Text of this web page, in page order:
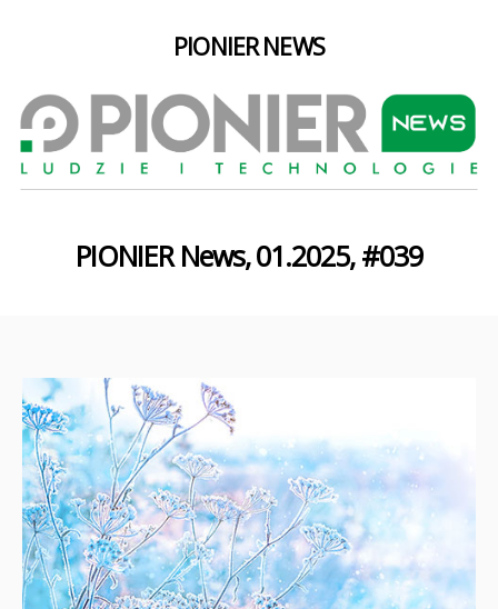
PIONIER NEWS
PIONIER News, 01.2025, #039